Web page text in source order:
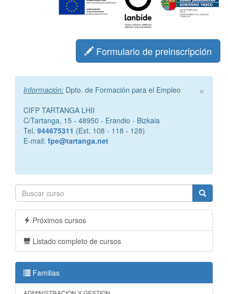
Formulario de preinscripción
×
Información: Dpto. de Formación para el Empleo
CIFP TARTANGA LHII
C/Tartanga, 15 - 48950 - Erandio - Bizkaia
Tel. 944675311 (Ext. 108 - 118 - 128)
E-mail: fpe@tartanga.net
Próximos cursos
Listado completo de cursos
Familias